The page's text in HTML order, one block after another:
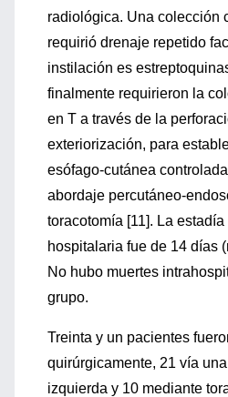
radiológica. Una colección
requirió drenaje repetido
instilación es
finalmente requirieron la
en T a través de la
exteriorización, para
esófago-cutánea
abordaje percutáneo-
toracotomía [11]. La
hospitalaria fue de 14 días
No hubo muertes
grupo.
Treinta y un pacientes
quirúrgicamente, 21 vía
izquierda y 10 mediante